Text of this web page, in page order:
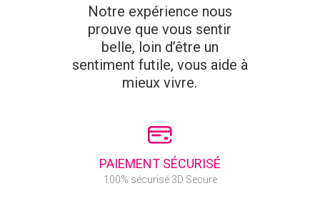
Notre expérience nous
prouve que vous sentir
belle, loin d’être un
sentiment futile, vous aide à
mieux vivre.
PAIEMENT SÉCURISÉ
100% sécurisé 3D Secure